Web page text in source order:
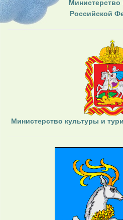
Министерство
Российской
Министерство культуры и